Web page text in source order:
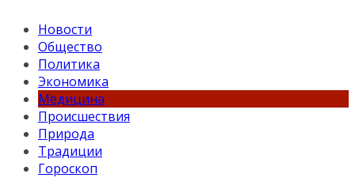
Новости
Общество
Политика
Экономика
Медицина
Происшествия
Природа
Традиции
Гороскоп